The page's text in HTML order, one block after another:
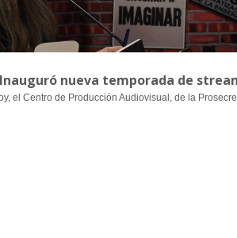
Inauguró nueva temporada de
el Centro de Producción Audiovisual, de la